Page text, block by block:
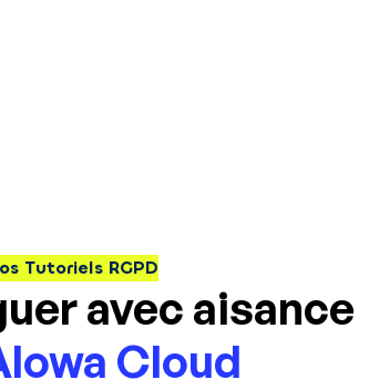
Tutoriels RGPD
avec aisance
Cloud